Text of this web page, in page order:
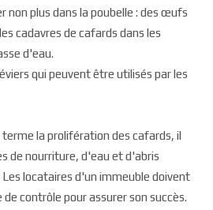
non plus dans la poubelle : des œufs
cadavres de cafards dans les
d'eau.
qui peuvent être utilisés par les
terme la prolifération des cafards, il
de nourriture, d'eau et d'abris
Les locataires d'un immeuble doivent
contrôle pour assurer son succès.